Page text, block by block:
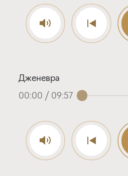
Дженевра
00:00 / 09:57